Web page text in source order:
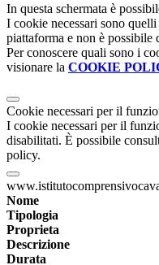
In questa schermata è
I cookie necessari sono
piattaforma e non è possibile
Per conoscere quali sono i
visionare la COOKIE
Cookie necessari per il
I cookie necessari per il
disabilitati. È possibile
policy.
Nome
Tipologia
Proprieta
Descrizione
Durata